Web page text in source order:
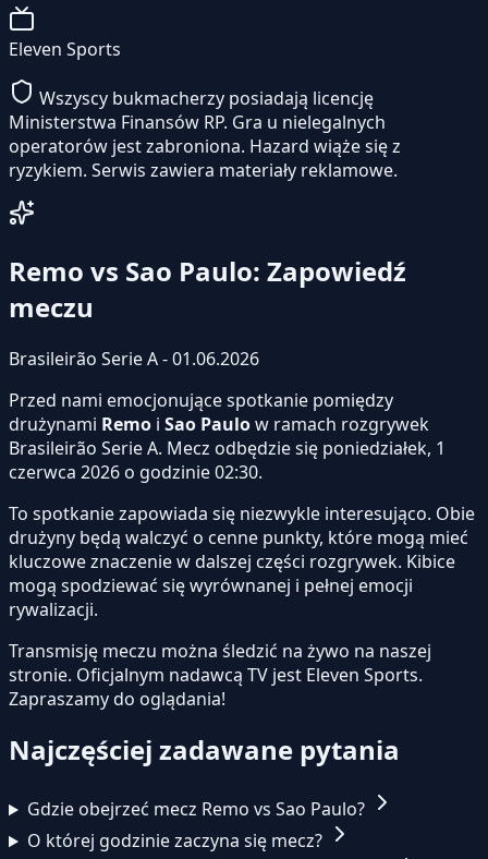
Eleven Sports
Wszyscy bukmacherzy posiadają licencję
Ministerstwa Finansów RP. Gra u nielegalnych
operatorów jest zabroniona. Hazard wiąże się z
ryzykiem. Serwis zawiera materiały reklamowe.
Remo vs Sao Paulo: Zapowiedź
meczu
Brasileirão Serie A - 01.06.2026
Przed nami emocjonujące spotkanie pomiędzy
drużynami Remo i Sao Paulow ramach rozgrywek
Brasileirão Serie A. Mecz odbędzie się poniedziałek, 1
czerwca 2026 o godzinie 02:30.
To spotkanie zapowiada się niezwykle interesująco. Obie
drużyny będą walczyć o cenne punkty, które mogą mieć
kluczowe znaczenie w dalszej części rozgrywek. Kibice
mogą spodziewać się wyrównanej i pełnej emocji
rywalizacji.
Transmisję meczu można śledzić na żywo na naszej
stronie. Oficjalnym nadawcą TV jest Eleven Sports.
Zapraszamy do oglądania!
Najczęściej zadawane pytania
Gdzie obejrzeć mecz Remo vs Sao Paulo?
O której godzinie zaczyna się mecz?